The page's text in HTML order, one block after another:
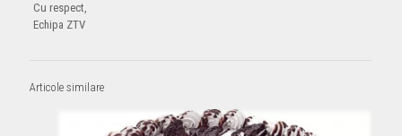
Cu respect,
Echipa ZTV
Articole similare